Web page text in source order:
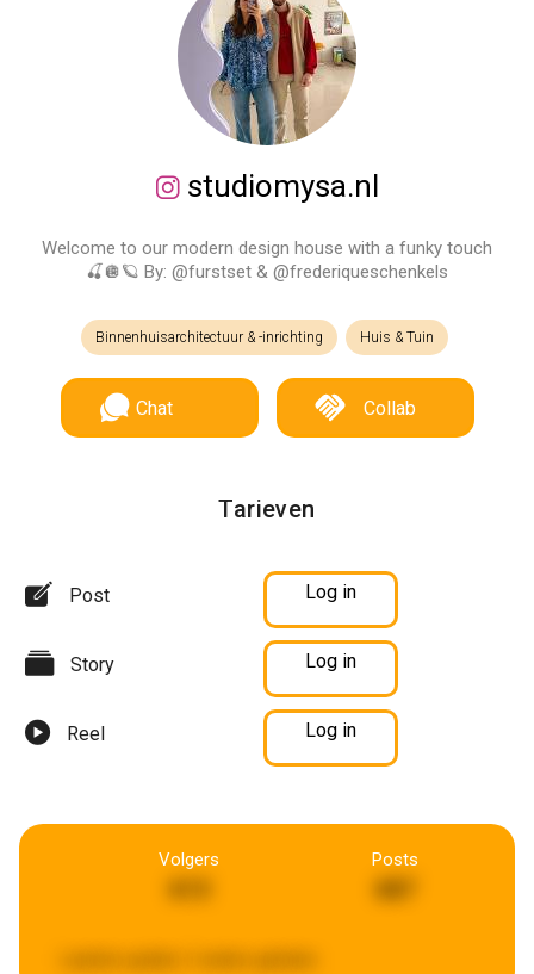
studiomysa.nl
Welcome to our modern design house with a funky touch
🍒🪩🪐 By: @furstset & @frederiqueschenkels
Binnenhuisarchitectuur & -inrichting Huis & Tuin
Chat Collab
Tarieven
Post Log in
Story Log in
Reel Log in
Volgers Posts
687